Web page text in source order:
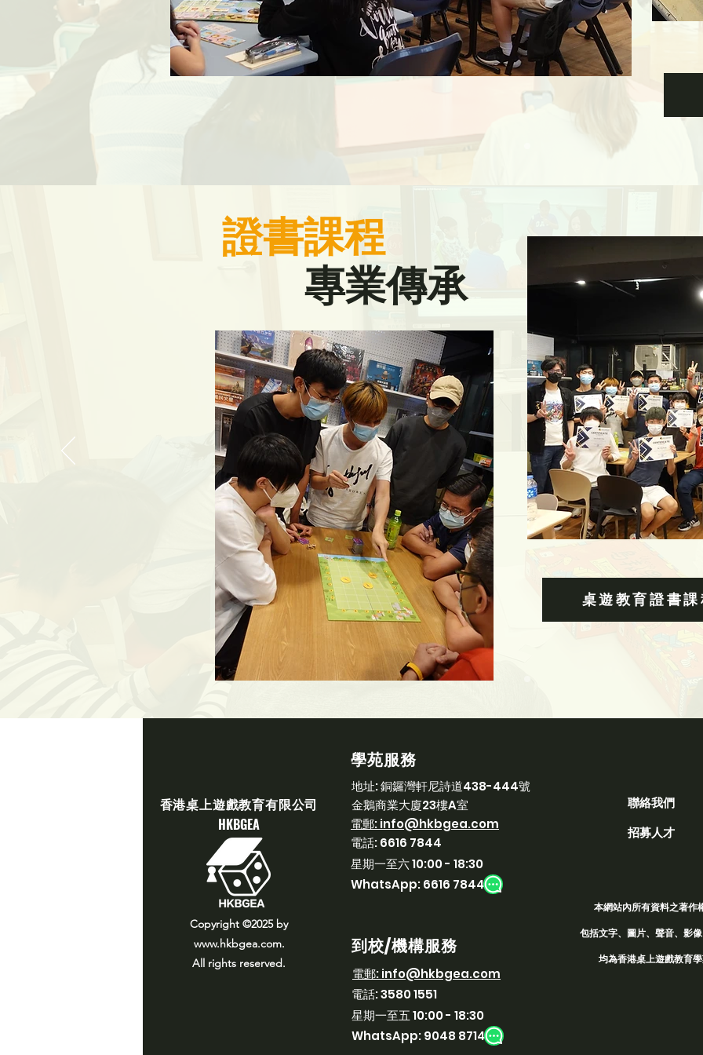
證書課程
專業傳承
桌遊教育證書
​香港桌上遊戲教育有限公司
​HKBGEA
Copyright ©2025by
www.hkbgea.com.
All rights reserved.
學苑服務
​地址:銅鑼灣軒尼詩道438-444號
金鵝商業大廈23樓A室
​電郵:info@hkbgea.com
電話:6616 7844
星期一至六 10:00 - 18:30
WhatsApp: 6616 7844
到校/機構服務
​電郵:info@hkbgea.com
電話:3580 1551
星期一至五 10:00 - 18:30
WhatsApp: 9048 8714
聯絡我們
招募人才
本網站內所有資料之著作
包括文字、圖片、聲音、影
均為香港桌上遊戲教育